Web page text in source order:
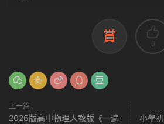
賞 0
上一篇
2026版高中物理人教版《一遍
小學